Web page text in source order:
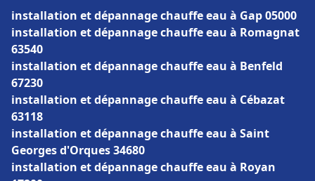
installation et dépannage chauffe eau à Gap 05000
installation et dépannage chauffe eau à Romagnat
63540
installation et dépannage chauffe eau à Benfeld
67230
installation et dépannage chauffe eau à Cébazat
63118
installation et dépannage chauffe eau à Saint
Georges d'Orques 34680
installation et dépannage chauffe eau à Royan